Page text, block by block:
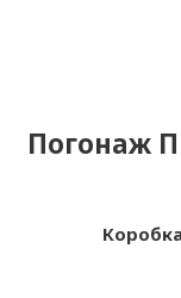
Погонаж